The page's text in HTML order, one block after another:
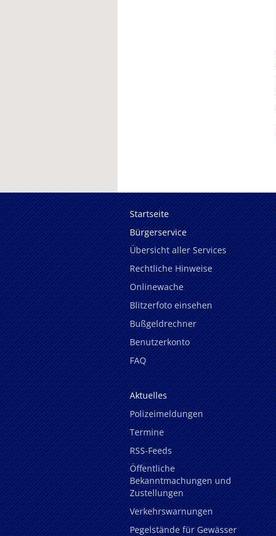
Startseite
Bürgerservice
Übersicht aller Services
Rechtliche Hinweise
Onlinewache
Blitzerfoto einsehen
Bußgeldrechner
Benutzerkonto
FAQ
Aktuelles
Polizeimeldungen
Termine
RSS-Feeds
Öffentliche
Bekanntmachungen und
Zustellungen
Verkehrswarnungen
Pegelstände für Gewässer